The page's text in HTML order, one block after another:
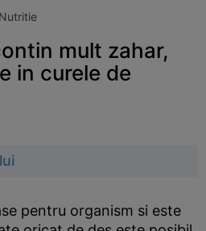
mult zahar,
in curele de
pentru organism si este